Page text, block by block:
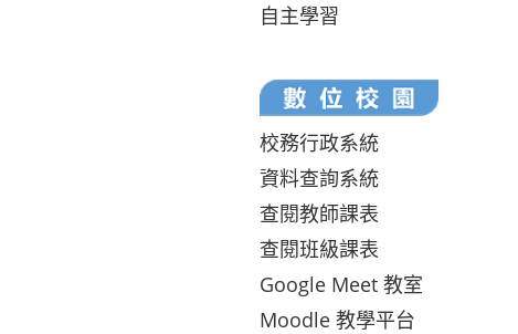
自主學習
校務行政系統
資料查詢系統
查閱教師課表
查閱班級課表
Google Meet 教室
Moodle 教學平台